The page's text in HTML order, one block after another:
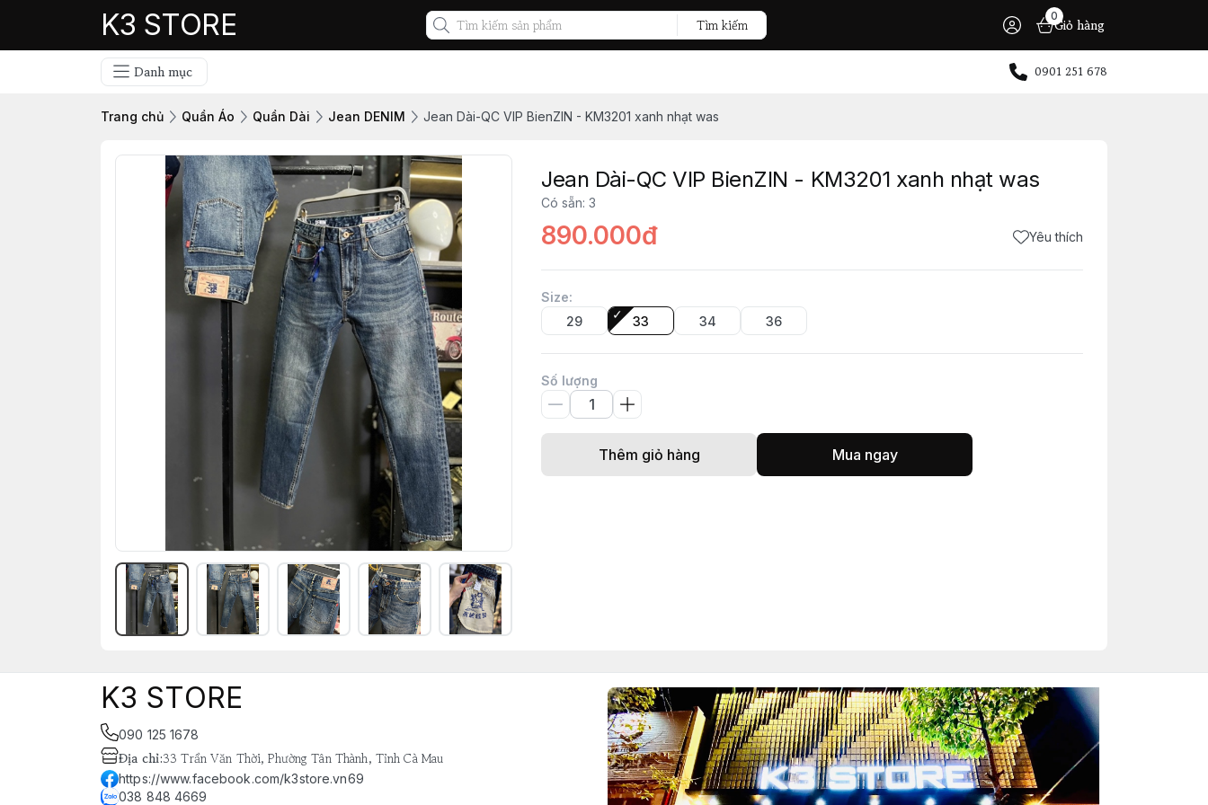
K3 STORE Tìm kiếm
0
Giỏ hàng
Danh mục 0901 251 678
Trang chủ Quần Áo Quần Dài Jean DENIM Jean Dài-QC VIP BienZIN - KM3201 xanh nhạt was
Jean Dài-QC VIP BienZIN - KM3201 xanh nhạt was
Có sẵn: 3
890.000đ Yêu thích
Size:
29
33 34 36
Số lượng
Thêm giỏ hàng Mua ngay
K3 STORE
090 125 1678
Địa chỉ:33 Trần Văn Thời, Phường Tân Thành, Tỉnh Cà Mau
https://www.facebook.com/k3store.vn69
038 848 4669